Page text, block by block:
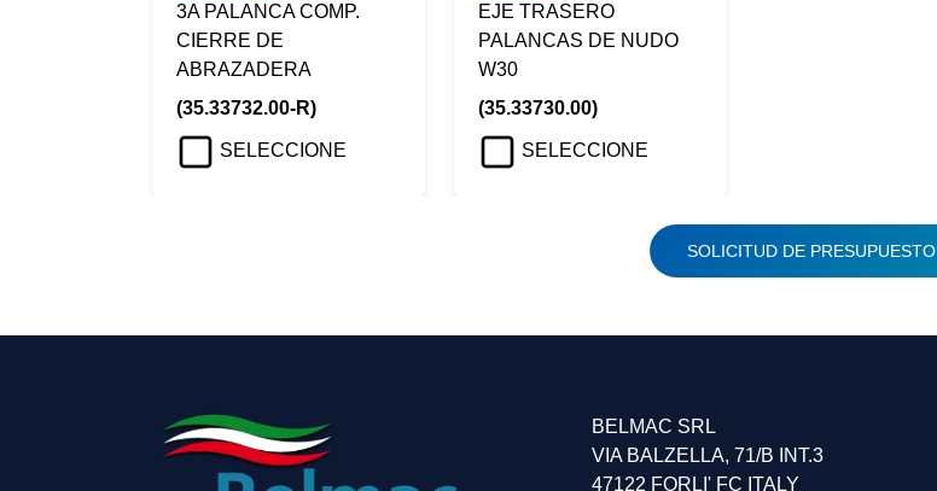
3A PALANCA COMP.
CIERRE DE
ABRAZADERA
(35.33732.00-R)
SELECCIONE
EJE TRASERO
PALANCAS DE NUDO
W30
(35.33730.00)
SELECCIONE
SOLICITUD DE PRESUPUESTO
BELMAC SRL
VIA BALZELLA, 71/B INT.3
47122 FORLI' FC ITALY